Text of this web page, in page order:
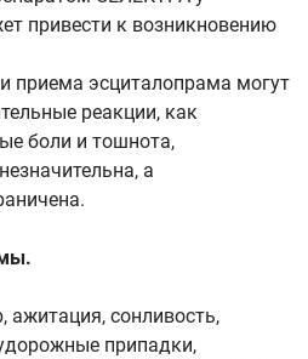
привести к возникновению
приема эсциталопрама могут
реакции, как
боли и тошнота,
а
ажитация, сонливость,
припадки,